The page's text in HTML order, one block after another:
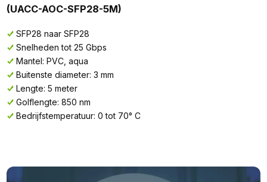
(UACC-AOC-SFP28-5M)
SFP28 naar SFP28
Snelheden tot 25 Gbps
Mantel: PVC, aqua
Buitenste diameter: 3 mm
Lengte: 5 meter
Golflengte: 850 nm
Bedrijfstemperatuur: 0 tot 70° C